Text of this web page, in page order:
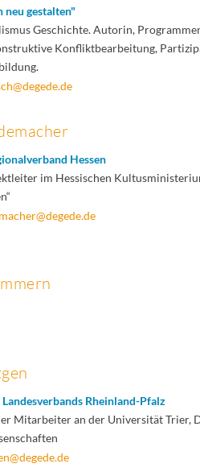
neu gestalten"
Geschichte. Autorin,
Konfliktbearbeitung,
Hessen
im Hessischen
Rheinland-Pfalz
Mitarbeiter an der Universität Trier,